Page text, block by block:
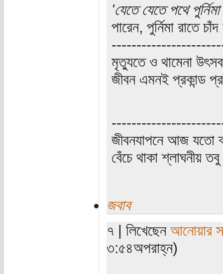
'যেতে যেতে পথে
পারেন, পুর্নিমা রাতে
মৃত্যুতে ও থামেনা উৎসব
জীবন এমনই প্রকান্ড
জীবনযাপনে আজ যতো
বেঁচে থাকা শ্লাঘনীয়
জবাব
৭ | লিখেছেন আনোয়ার
৩:৫৪অপরাহ্ন)